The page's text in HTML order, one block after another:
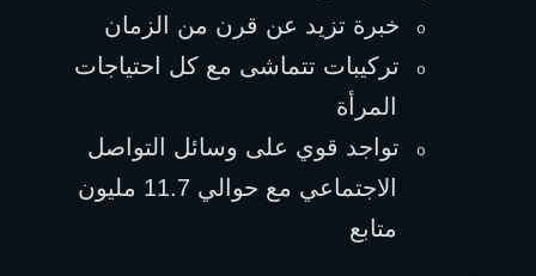
o خبرة تزيد عن قرن من الزمان
o
المرأة
o
متابع